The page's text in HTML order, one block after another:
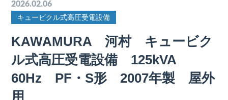
2026.02.06
キュービクル式高圧受電設備
KAWAMURA 河村 キュービク
ル式高圧受電設備 125kVA
60Hz PF・S形 2007年製 屋外
用